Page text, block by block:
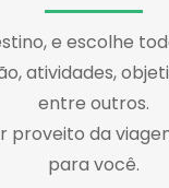
e escolhe
atividades,
entre outros.
proveito da
para você.